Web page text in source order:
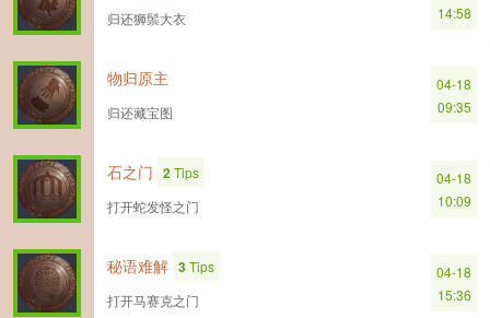
归还狮鬃大衣
14:58
物归原主
归还藏宝图
04-18
09:35
石之门 2Tips
打开蛇发怪之门
04-18
10:09
秘语难解 3Tips
打开马赛克之门
04-18
15:36